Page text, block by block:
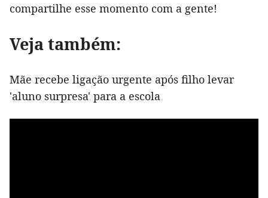
compartilhe esse momento com a gente!
Veja também:
Mãe recebe ligação urgente após filho levar
'aluno surpresa' para a escola